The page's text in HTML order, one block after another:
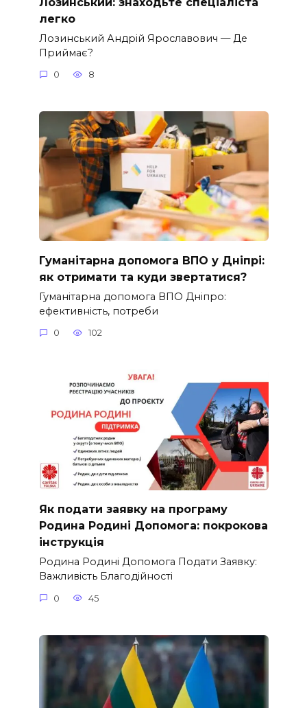
легко
Лозинський Андрій Ярославович — Де
Приймає?
0 8
Гуманітарна допомога ВПО у Дніпрі:
як отримати та куди звертатися?
Гуманітарна допомога ВПО Дніпро:
ефективність, потреби
0 102
Як подати заявку на програму
Родина Родині Допомога: покрокова
інструкція
Родина Родині Допомога Подати Заявку:
Важливість Благодійності
0 45